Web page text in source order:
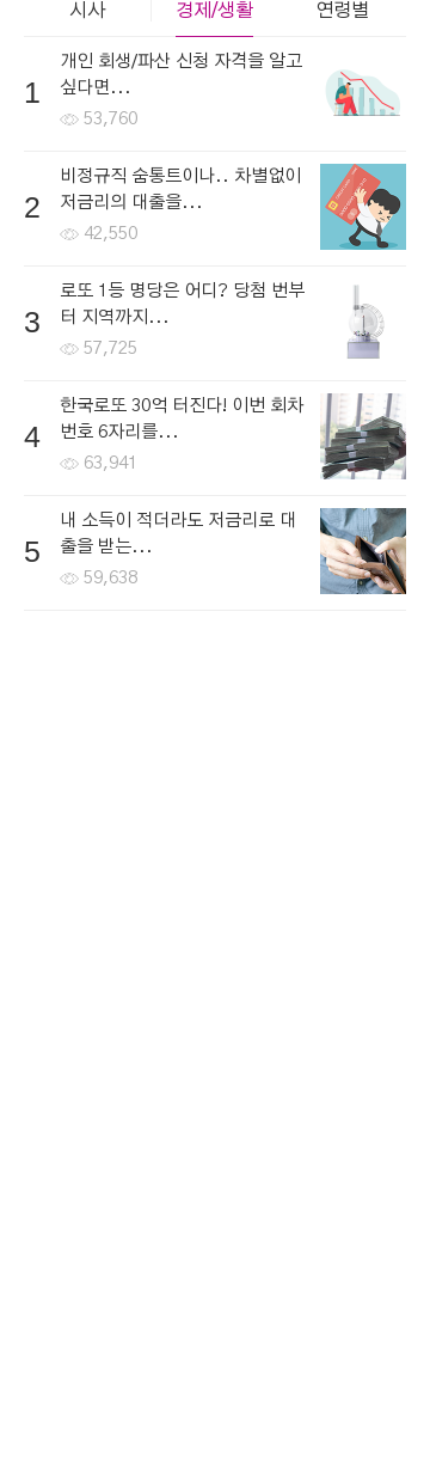
시사 경제/생활 연령별
1
개인 회생/파산 신청 자격을 알고
싶다면...
53,760
2
비정규직 숨통트이나.. 차별없이
저금리의 대출을...
42,550
3
로또 1등 명당은 어디? 당첨 번부
터 지역까지...
57,725
4
한국로또 30억 터진다! 이번 회차
번호 6자리를...
63,941
5
내 소득이 적더라도 저금리로 대
출을 받는...
59,638